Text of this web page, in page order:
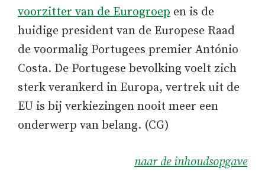
voorzitter van de Eurogroep en is de
huidige president van de Europese Raad
de voormalig Portugees premier António
Costa. De Portugese bevolking voelt zich
sterk verankerd in Europa, vertrek uit de
EU is bij verkiezingen nooit meer een
onderwerp van belang. (CG)
naar de inhoudsopgave